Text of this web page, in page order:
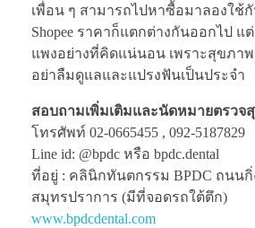
เพื่อน ๆ สามารถไปหาซื้อมาลองใช้
Shopee ราคาก็แตกต่างกันออกไป แ
แพงอย่างที่คิดแน่นอน เพราะสุขภา
อย่าลืมดูแลและแปรงฟันเป็นประจำ
สอบถามเพิ่มเติมและนัดหมายตรวจ
โทรศัพท์ 02-0665455 , 092-5187829
Line id: @bpdc หรือ bpdc.dental
ที่อยู่ : คลินิกทันตกรรม BPDC ถนนกิ่
สมุทรปราการ (มีที่จอดรถใต้ตึก)
www.bpdcdental.com